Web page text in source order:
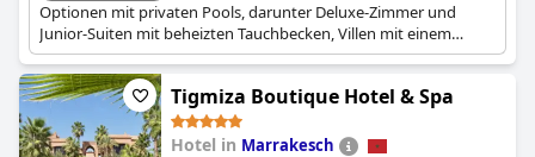
Optionen mit privaten Pools, darunter Deluxe-Zimmer und
Junior-Suiten mit beheizten Tauchbecken, Villen mit einem
Schlafzimmer, privaten Pools und Gärten, sowie größere Paläste
wie den Pool Palace und den Water Palace, die alle über private
Pools verfügen.
Tigmiza Boutique Hotel & Spa
Hotel in Marrakesch